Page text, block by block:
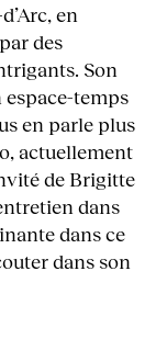
en
des
Son
temps
en parle plus
actuellement
de Brigitte
dans
dans ce
dans son